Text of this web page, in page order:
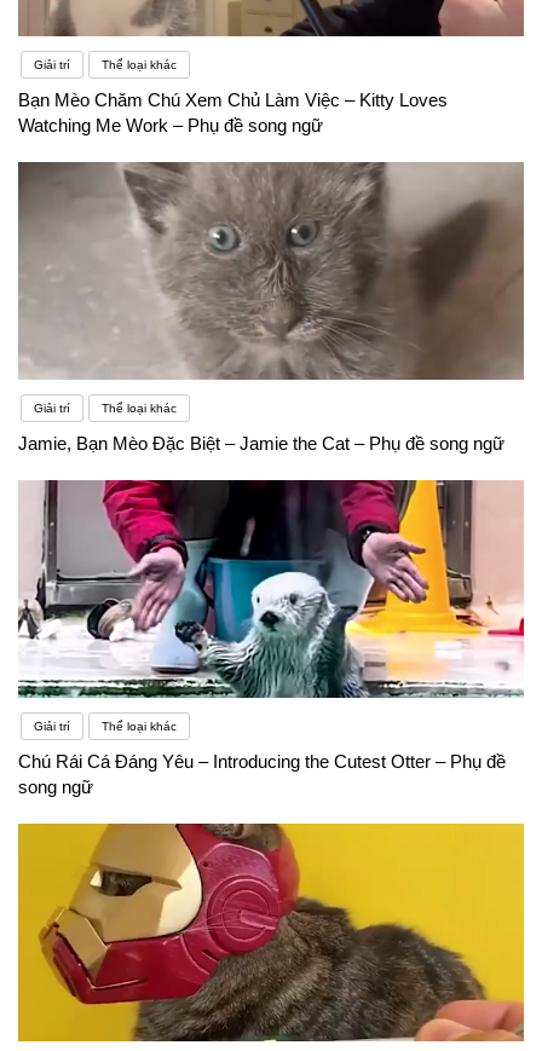
Giải trí Thể loại khác
Bạn Mèo Chăm Chú Xem Chủ Làm Việc – Kitty Loves
Watching Me Work – Phụ đề song ngữ
Giải trí Thể loại khác
Jamie, Bạn Mèo Đặc Biệt – Jamie the Cat – Phụ đề song ngữ
Giải trí Thể loại khác
Chú Rái Cá Đáng Yêu – Introducing the Cutest Otter – Phụ đề
song ngữ